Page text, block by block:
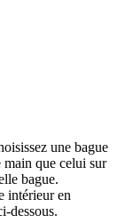
une bague
que celui sur
bague.
intérieur en
dessous.